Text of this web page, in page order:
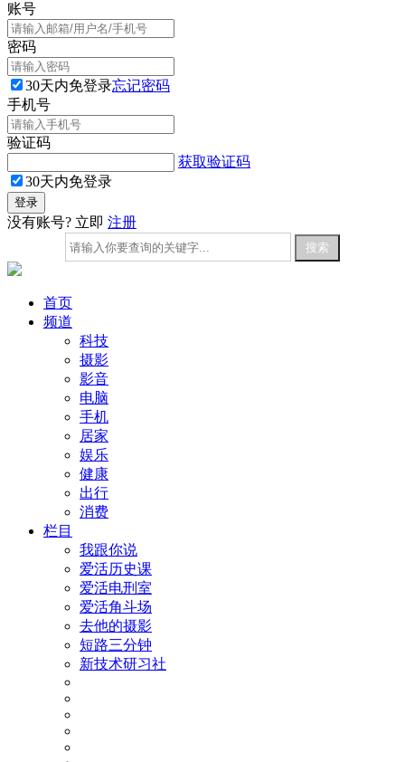
账号
密码
30天内免登录忘记密码
手机号
验证码
获取验证码
30天内免登录
没有账号? 立即 注册
首页
频道
科技
摄影
影音
电脑
手机
居家
娱乐
健康
出行
消费
栏目
我跟你说
爱活历史课
爱活电刑室
爱活角斗场
去他的摄影
短路三分钟
新技术研习社